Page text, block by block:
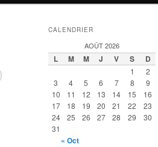
CALENDRIER
AOÛT 2026
L M M J V S D
1
2
3
4 5 6 7 8
9
10
11 12 13 14 15
16
17
18 19 20 21 22
23
24
25 26 27 28 29
30
31
« Oct